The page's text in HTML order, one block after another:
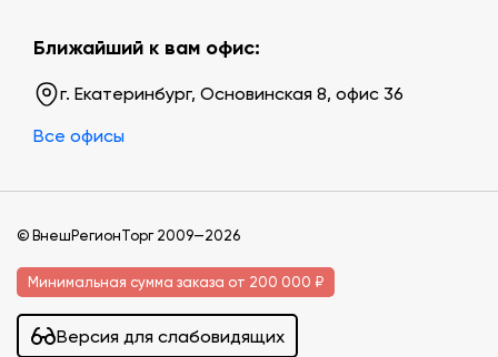
Ближайший к вам офис:
г. Екатеринбург, Основинская 8, офис 36
Все офисы
© ВнешРегионТорг 2009—2026
Минимальная сумма заказа от 200 000 ₽
Версия для слабовидящих